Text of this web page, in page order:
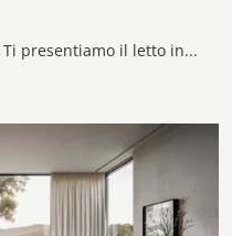
Vuoi organizzare la zona notte? Ti presentiamo il letto in tessuto Ginger di Veneran per spazi moderni.